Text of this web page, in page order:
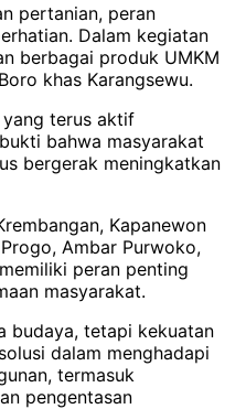
pertanian, peran
Dalam kegiatan
berbagai produk UMKM
khas Karangsewu.
yang terus aktif
bahwa masyarakat
bergerak meningkatkan
Kapanewon
Ambar Purwoko,
peran penting
masyarakat.
budaya, tetapi kekuatan
dalam menghadapi
termasuk
pengentasan